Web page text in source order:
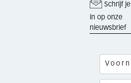
Schrijf je
in op onze
nieuwsbrief